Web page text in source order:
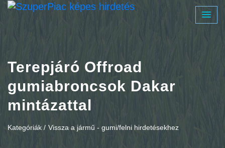
Terepjáró Offroad
gumiabroncsok Dakar
mintázattal
Kategóriák / Vissza a jármű - gumi/felni hirdetésekhez